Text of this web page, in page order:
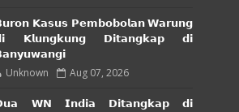
𝗞𝗮𝘀𝘂𝘀 𝗣𝗲𝗺𝗯𝗼𝗯𝗼𝗹𝗮𝗻 𝗪𝗮𝗿𝘂𝗻𝗴
𝗞𝗹𝘂𝗻𝗴𝗸𝘂𝗻𝗴 𝗗𝗶𝘁𝗮𝗻𝗴𝗸𝗮𝗽 𝗱𝗶
Unknown Aug 07, 2026
𝗪𝗡 𝗜𝗻𝗱𝗶𝗮 𝗗𝗶𝘁𝗮𝗻𝗴𝗸𝗮𝗽 𝗱𝗶